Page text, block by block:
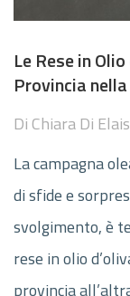
Le Rese in
Provincia
Di Chiara Di
La campagna
di sfide e
svolgimento, è
rese in olio
provincia